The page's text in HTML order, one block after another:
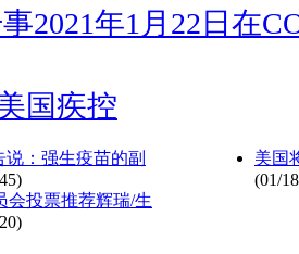
2021年1月22日在
国疾控
：强生疫苗的副
会投票推荐辉瑞/生
美国
(01/